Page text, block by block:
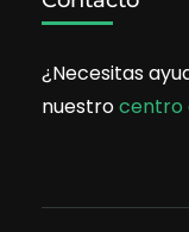
¿Necesitas
nuestrocentro